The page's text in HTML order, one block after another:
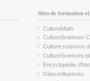
Sites de formation
CultureMath
(link is external)
CultureSciences-
(link is external)
Culture sciences
CultureSciences-
(link is external)
Encyclopédie
(link is external)
Géoconfluences